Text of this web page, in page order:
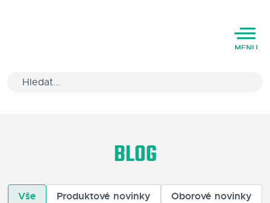
MENU
Varianty software
Školení
BLOG
Vše Produktové novinky
Oborové novinky